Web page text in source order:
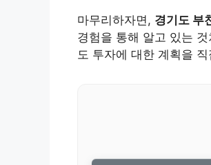
마무리하자면, 경기도 부
경험을 통해 알고 있는
도 투자에 대한 계획을